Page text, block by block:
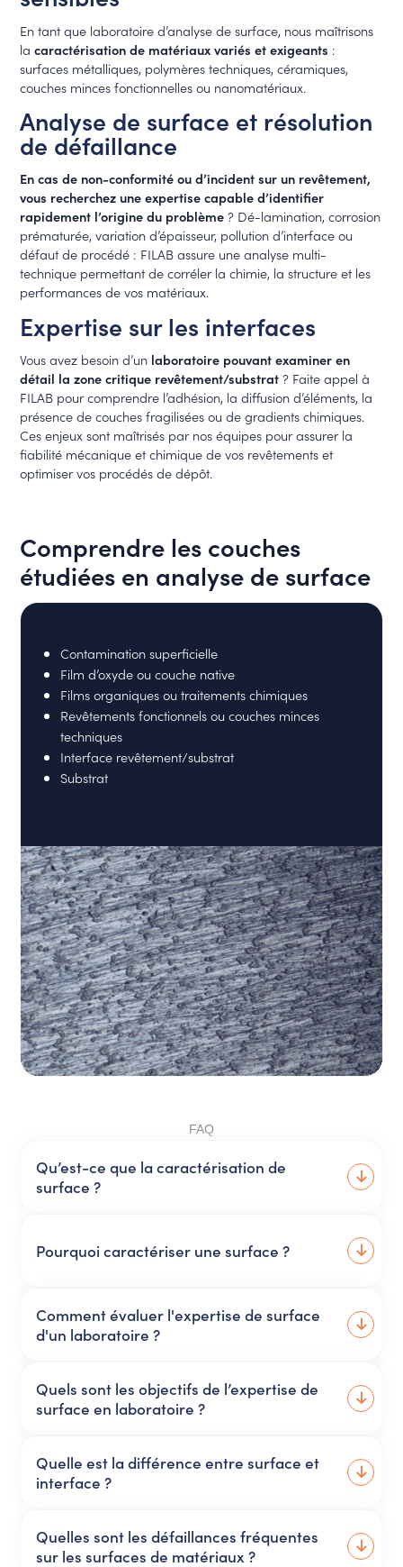
En tant que laboratoire d’analyse de surface, nous maîtrisons
lacaractérisation de matériaux variés et exigeants :
surfaces métalliques, polymères techniques, céramiques,
couches minces fonctionnelles ou nanomatériaux.
Analyse de surface et résolution
de défaillance
En cas de non-conformité ou d’incident sur un revêtement,
vous recherchez une expertise capable d’identifier
rapidement l’origine du problème? Dé-lamination, corrosion
prématurée, variation d’épaisseur, pollution d’interface ou
défaut de procédé : FILAB assure une analyse multi-
technique permettant de corréler la chimie, la structure et les
performances de vos matériaux.
Expertise sur les interfaces
Vous avez besoin d’un laboratoire pouvant examiner en
détail la zone critique revêtement/substrat? Faite appel à
FILAB pour comprendre l’adhésion, la diffusion d’éléments, la
présence de couches fragilisées ou de gradients chimiques.
Ces enjeux sont maîtrisés par nos équipes pour assurer la
fiabilité mécanique et chimique de vos revêtements et
optimiser vos procédés de dépôt.
Comprendre les couches
étudiées en analyse de surface
Contamination superficielle
Film d’oxyde ou couche native
Films organiques ou traitements chimiques
Revêtements fonctionnels ou couches minces
techniques
Interface revêtement/substrat
Substrat
FAQ
Qu’est-ce que la caractérisation de
surface ?
Pourquoi caractériser une surface ?
Comment évaluer l'expertise de surface
d'un laboratoire ?
Quels sont les objectifs de l’expertise de
surface en laboratoire ?
Quelle est la différence entre surface et
interface ?
Quelles sont les défaillances fréquentes
sur les surfaces de matériaux ?